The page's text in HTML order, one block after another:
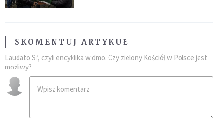
SKOMENTUJ ARTYKUŁ
Laudato Si’, czyli encyklika widmo. Czy zielony Kościół w Polsce jest
możliwy?